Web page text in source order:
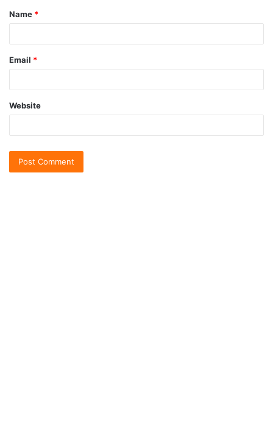
Name *
Email *
Website